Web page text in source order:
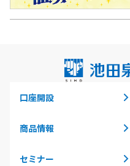
口座開設
商品情報
セミナー